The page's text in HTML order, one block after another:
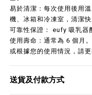
易於清潔：每次使用後用
機、冰箱和冷凍室，清潔快
可靠性保證： eufy 吸乳器
使用壽命：通常為 6 個月
或根據您的使用情況，請更
送貨及付款方式